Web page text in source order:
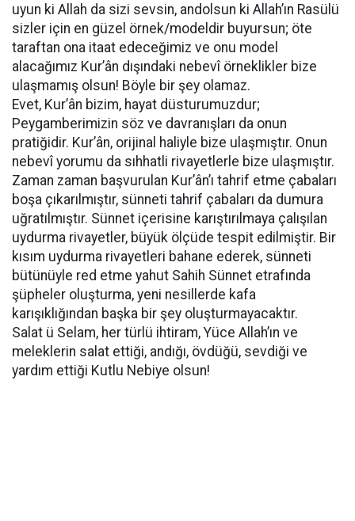
uyun ki Allah da sizi sevsin, andolsun ki Allah’ın Rasülü
sizler için en güzel örnek/modeldir buyursun; öte
taraftan ona itaat edeceğimiz ve onu model
alacağımız Kur’ân dışındaki nebevî örneklikler bize
ulaşmamış olsun! Böyle bir şey olamaz.
Evet, Kur’ân bizim, hayat düsturumuzdur;
Peygamberimizin söz ve davranışları da onun
pratiğidir. Kur’ân, orijinal haliyle bize ulaşmıştır. Onun
nebevî yorumu da sıhhatli rivayetlerle bize ulaşmıştır.
Zaman zaman başvurulan Kur’ân’ı tahrif etme çabaları
boşa çıkarılmıştır, sünneti tahrif çabaları da dumura
uğratılmıştır. Sünnet içerisine karıştırılmaya çalışılan
uydurma rivayetler, büyük ölçüde tespit edilmiştir. Bir
kısım uydurma rivayetleri bahane ederek, sünneti
bütünüyle red etme yahut Sahih Sünnet etrafında
şüpheler oluşturma, yeni nesillerde kafa
karışıklığından başka bir şey oluşturmayacaktır.
Salat ü Selam, her türlü ihtiram, Yüce Allah’ın ve
meleklerin salat ettiği, andığı, övdüğü, sevdiği ve
yardım ettiği Kutlu Nebiye olsun!